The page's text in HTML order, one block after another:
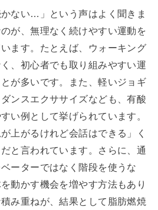
ない…」という声はよく聞きま
が、無理なく続けやすい運動を
ます。たとえば、ウォーキング
、初心者でも取り組みやすい運
が多いです。また、軽いジョギ
ンスエクササイズなども、有酸
い例として挙げられています。
上がるけれど会話はできる」く
と言われています。さらに、通
ーターではなく階段を使うな
動かす機会を増やす方法もあり
み重ねが、結果として脂肪燃焼